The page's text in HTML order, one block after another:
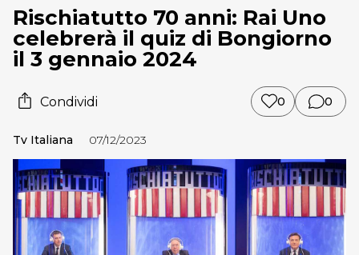
Rischiatutto 70 anni: Rai Uno
celebrerà il quiz di Bongiorno
il 3 gennaio 2024
Condividi 0 0
Tv Italiana 07/12/2023